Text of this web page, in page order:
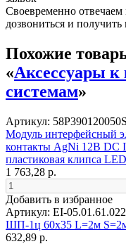
Своевременно
дозвониться и получить
Похожие
«Аксессуары к
системам»
Артикул:
Модуль интерфейсный
контакты AgNi 12В DC
пластиковая клипса
1 763,28 р.
Добавить в избранное
Артикул: EI-05.01.61.022
ШП-1ц 60х35 L=2м
632,89 р.